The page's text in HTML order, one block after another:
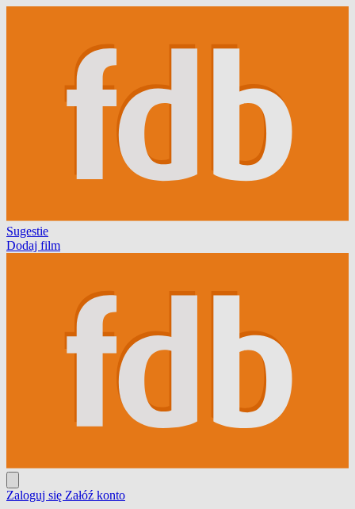
Sugestie
Dodaj film
Zaloguj się Załóź konto